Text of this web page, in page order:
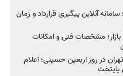
آنلاین پیگیری قرارداد و زمان
مشخصات فنی و امکانات
فنی تهران در روز اربعین حسینی؛ اعلام
پایتخت